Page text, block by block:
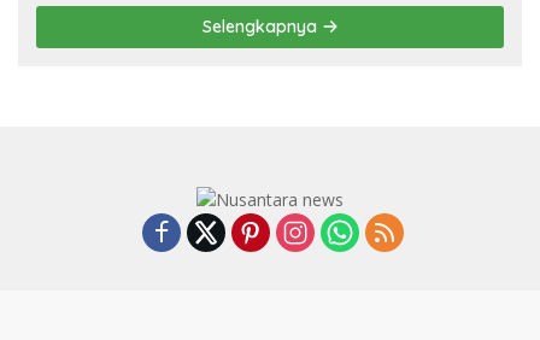
Selengkapnya